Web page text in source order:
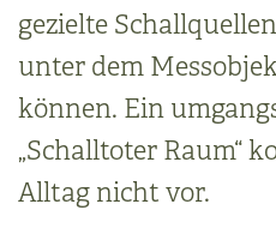
gezielte
unter dem
können. Ein
„Schalltoter Raum“
Alltag nicht vor.